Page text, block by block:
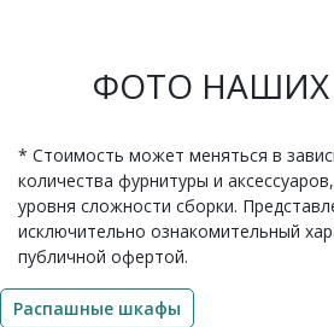
ФОТО НАШИХ
* Стоимость может меняться в
количества фурнитуры и
уровня сложности сборки.
исключительно ознакомительный
публичной офертой.
Распашные шкафы